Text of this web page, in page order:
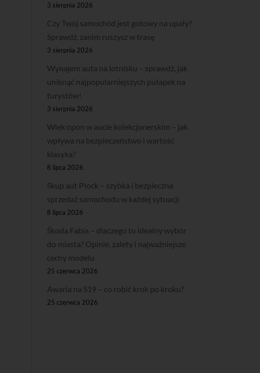
3 sierpnia 2026
Czy Twój samochód jest gotowy na upały?
Sprawdź, zanim ruszysz w trasę
3 sierpnia 2026
Wynajem auta na lotnisku – sprawdź, jak
uniknąć najpopularniejszych pułapek na
turystów!
3 sierpnia 2026
Wiek opon w aucie kolekcjonerskim – jak
wpływa na bezpieczeństwo i wartość
klasyka?
8 lipca 2026
Skup aut Płock – szybka i bezpieczna
sprzedaż samochodu w każdej sytuacji
8 lipca 2026
Škoda Fabia – dlaczego to idealny wybór
do miasta? Opinie, zalety i najważniejsze
cechy modelu
25 czerwca 2026
Awaria na S19 – co robić krok po kroku?
25 czerwca 2026